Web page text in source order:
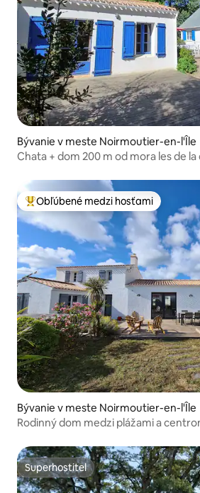
Bývanie v meste Noirmoutier-en-l'Île
Chata + dom 200 m od mora les de la
Najobľúbenejšie medzi hosťami
Obľúbené medzi hosťami
Bývanie v meste Noirmoutier-en-l'Île
Rodinný dom medzi plážami a
Superhostiteľ
Superhostiteľ